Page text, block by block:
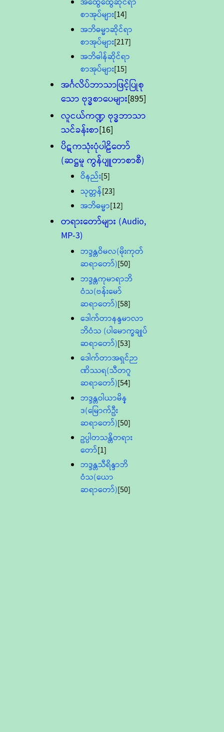
စာအုပ်များ[14]
အဘိဓမ္မာဆိုင်ရာ
စာအုပ်များ[217]
အဘိဓါန်ဆိုင်ရာ
စာအုပ်များ[15]
အင်္ဂလိပ်ဘာသာဖြင့်ပြုစု
သော ဗုဒ္ဓစာပေများ[895]
လူငယ်ကဏ္ဍ ဗုဒ္ဓဘာသာ
သင်ခန်းစာ[16]
ပိဋကသုံးပုံပါဠိတော်
(ဆဋ္ဌမူ ကွန်ပျူတာစာစီ)
ဝိနည်း[5]
သုတ္တန်[23]
အဘိဓမ္မာ[12]
တရားတော်များ (Audio,
MP-3)
ဘဒ္ဒန္တဝိမလ(မိုးကုတ်
ဆရာတော်)[50]
ဘဒ္ဒန္တကုမာရာဘိ
ဝံသ(ဗန်းမော်
ဆရာတော်)[58]
ဒေါက်တာနန္ဒမာလာ
ဘိဝံသ (ပါမောက္ခချုပ်
ဆရာတော်)[53]
ဒေါက်တာအရှင်ဉာ
ဏိဿရ(သီတဂူ
ဆရာတော်)[54]
ဘဒ္ဒန္တဝါယာမိန္
ဒ(မြောက်ဦး
ဆရာတော်)[50]
ဥပ္ပါတသန္တိတရား
တော်[1]
ဘဒ္ဒန္တသီရိန္ဒာဘိ
ဝံသ(ယော
ဆရာတော်)[50]